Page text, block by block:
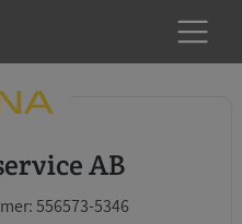
AB
556573-5346